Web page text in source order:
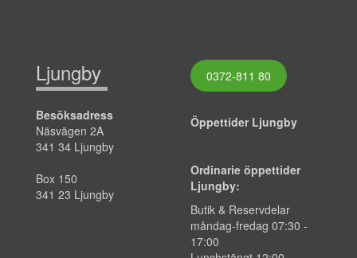
Ljungby
Besöksadress
Näsvägen 2A
341 34 Ljungby
Box 150
341 23 Ljungby
0372-811 80
Öppettider Ljungby
Ordinarie öppettider
Ljungby:
Butik & Reservdelar
måndag-fredag 07:30 -
17:00